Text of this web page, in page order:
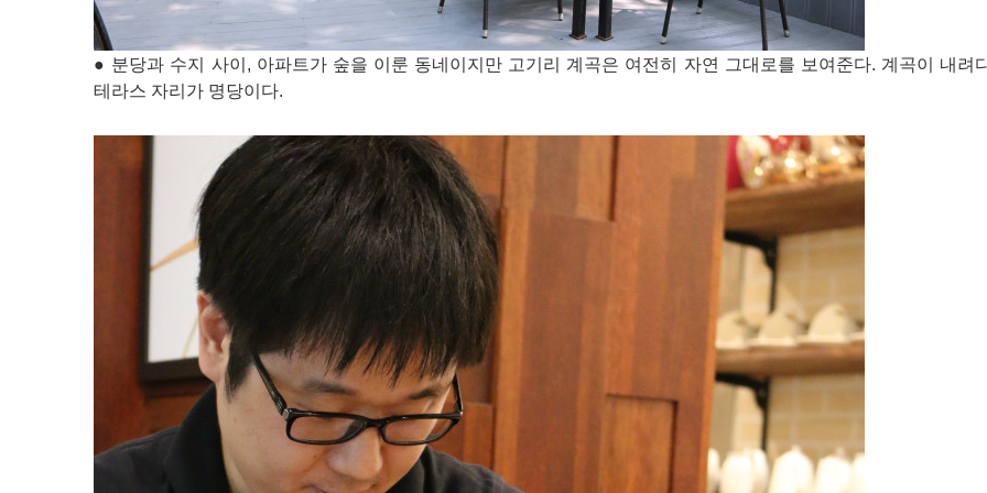
● 분당과 수지 사이, 아파트가 숲을 이룬 동네이지만 고기리 계곡은 여전히 자연 그대로를 보여준다. 계곡이 내려
테라스 자리가 명당이다.